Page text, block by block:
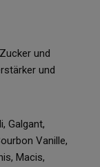
und
und
Galgant,
Vanille,
Macis,